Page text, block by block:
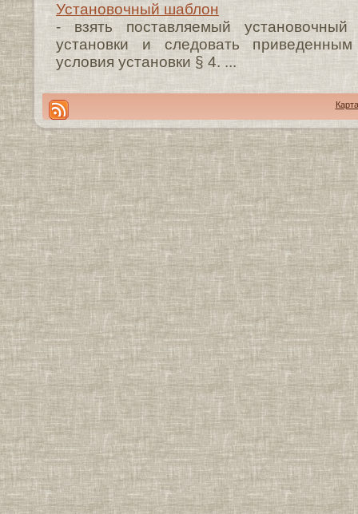
Установочный шаблон
- взять поставляемый
установки и следовать
условия установки § 4. ...